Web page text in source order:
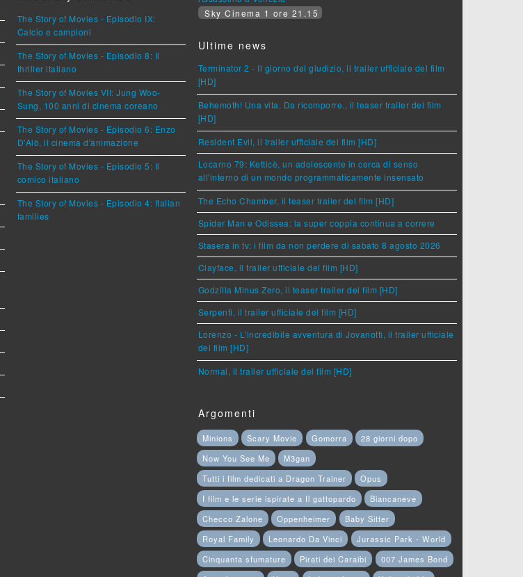
The Story of Movies - Episodio IX:
Calcio e campioni
The Story of Movies - Episodio 8: Il
thriller italiano
The Story of Movies VII: Jung Woo-
Sung, 100 anni di cinema coreano
The Story of Movies - Episodio 6: Enzo
D'Alò, il cinema d'animazione
The Story of Movies - Episodio 5: Il
comico italiano
The Story of Movies - Episodio 4: Italian
families
Sky Cinema 1 ore 21.15
Ultime news
Terminator 2 - Il giorno del giudizio, il trailer ufficiale del film
[HD]
Behemoth! Una vita. Da ricomporre., il teaser trailer del film
[HD]
Resident Evil, il trailer ufficiale del film [HD]
Locarno 79: Ketticè, un adolescente in cerca di senso
all'interno di un mondo programmaticamente insensato
The Echo Chamber, il teaser trailer del film [HD]
Spider Man e Odissea: la super coppia continua a correre
Stasera in tv: i film da non perdere di sabato 8 agosto 2026
Clayface, il trailer ufficiale del film [HD]
Godzilla Minus Zero, il teaser trailer del film [HD]
Serpenti, il trailer ufficiale del film [HD]
Lorenzo - L'incredibile avventura di Jovanotti, il trailer ufficiale
del film [HD]
Normal, il trailer ufficiale del film [HD]
Argomenti
Minions Scary Movie Gomorra
28 giorni dopo
Now You See Me
M3gan
Tutti i film dedicati a Dragon Trainer
Opus
I film e le serie ispirate a Il gattopardo
Biancaneve
Checco Zalone
Oppenheimer
Baby Sitter
Royal Family
Leonardo Da Vinci
Jurassic Park - World
Cinquanta sfumature
Pirati dei Caraibi
007 James Bond